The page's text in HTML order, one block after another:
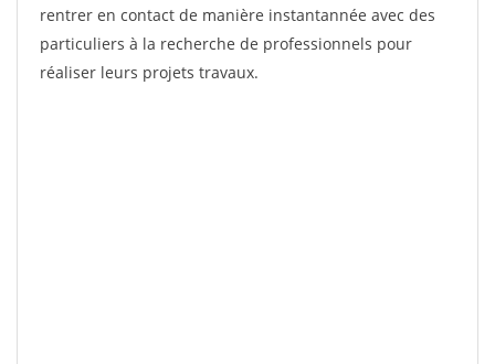
rentrer en contact de manière instantannée avec des
particuliers à la recherche de professionnels pour
réaliser leurs projets travaux.